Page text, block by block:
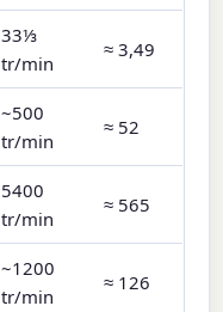
33⅓
tr/min
≈ 3,49
~500
tr/min
≈ 52
5400
tr/min
≈ 565
~1200
tr/min
≈ 126